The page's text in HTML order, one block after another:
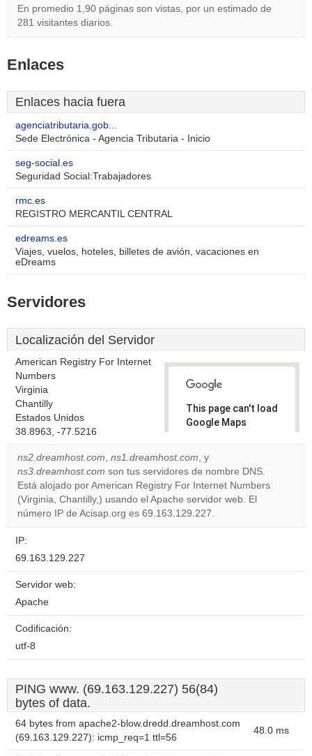
En promedio 1,90 páginas son vistas, por un estimado de
281 visitantes diarios.
Enlaces
Enlaces hacia fuera
agenciatributaria.gob...
Sede Electrónica - Agencia Tributaria - Inicio
seg-social.es
Seguridad Social:Trabajadores
rmc.es
REGISTRO MERCANTIL CENTRAL
edreams.es
Viajes, vuelos, hoteles, billetes de avión, vacaciones en
eDreams
Servidores
Localización del Servidor
American Registry For Internet
Numbers
Virginia
Chantilly
Estados Unidos
38.8963, -77.5216
This page can't load
Google Maps
Do you
website?
OK
ns2.dreamhost.com, ns1.dreamhost.com, y
ns3.dreamhost.com son tus servidores de nombre DNS.
Está alojado por American Registry For Internet Numbers
(Virginia, Chantilly,) usando el Apache servidor web. El
número IP de Acisap.org es 69.163.129.227.
IP:
69.163.129.227
Servidor web:
Apache
Codificación:
utf-8
PING www. (69.163.129.227) 56(84)
bytes of data.
64 bytes from apache2-blow.dredd.dreamhost.com
(69.163.129.227): icmp_req=1 ttl=56
48.0 ms